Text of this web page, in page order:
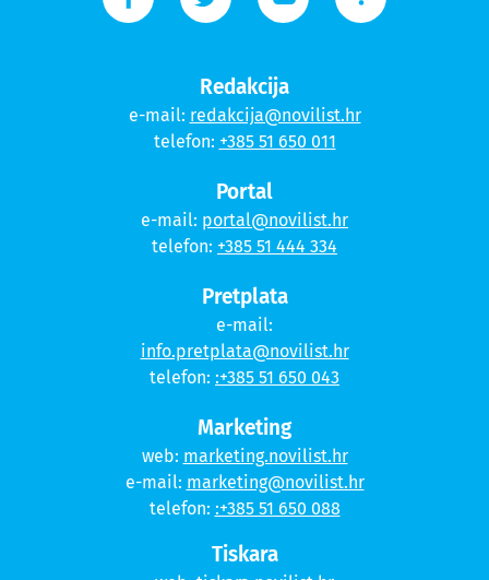
Redakcija
e-mail: redakcija@novilist.hr
telefon: +385 51 650 011
Portal
e-mail: portal@novilist.hr
telefon: +385 51 444 334
Pretplata
e-mail:
info.pretplata@novilist.hr
telefon: :+385 51 650 043
Marketing
web: marketing.novilist.hr
e-mail: marketing@novilist.hr
telefon: :+385 51 650 088
Tiskara